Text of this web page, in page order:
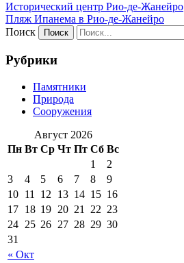
Исторический центр Рио-де-Жанейро
Пляж Ипанема в Рио-де-Жанейро
Поиск
Рубрики
Памятники
Природа
Сооружения
Август 2026
Пн Вт Ср Чт Пт Сб Вс
« Окт
1
2
3
4 5 6 7 8
9
10 11 12 13 14 15 16
17 18 19 20 21 22 23
24 25 26 27 28 29 30
31